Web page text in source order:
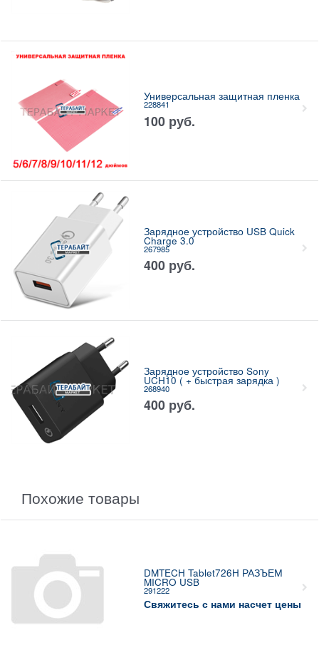
Универсальная защитная пленка
228841
100 руб.
Зарядное устройство USB Quick
Charge 3.0
267985
400 руб.
Зарядное устройство Sony
UCH10 ( + быстрая зарядка )
268940
400 руб.
Похожие товары
DMTECH Tablet726H РАЗЪЕМ
MICRO USB
291222
Свяжитесь с нами насчет цены